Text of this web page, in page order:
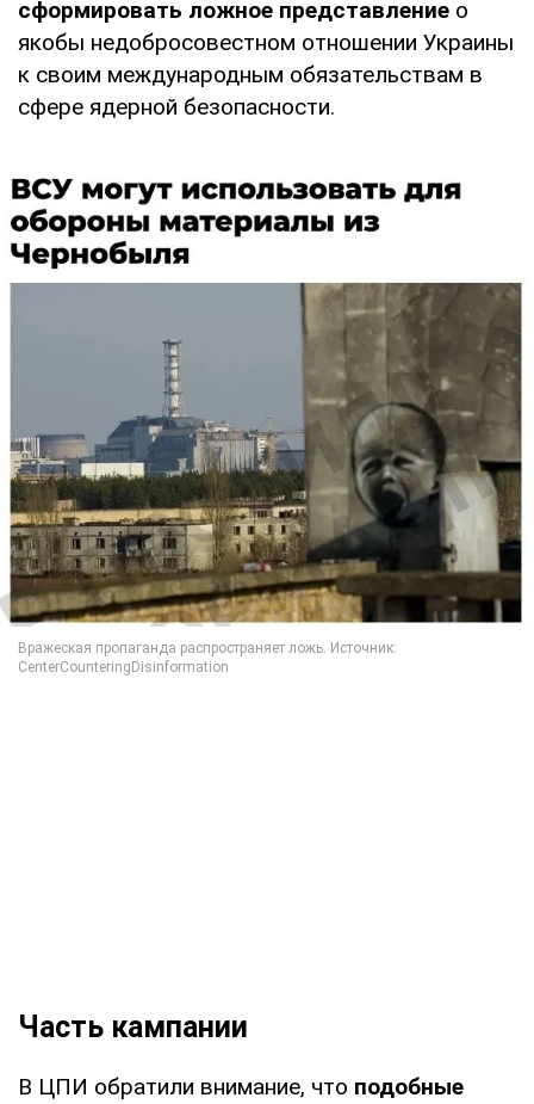
сформировать ложное представление о
якобы недобросовестном отношении Украины
к своим международным обязательствам в
сфере ядерной безопасности.
Часть кампании
В ЦПИ обратили внимание, что подобные